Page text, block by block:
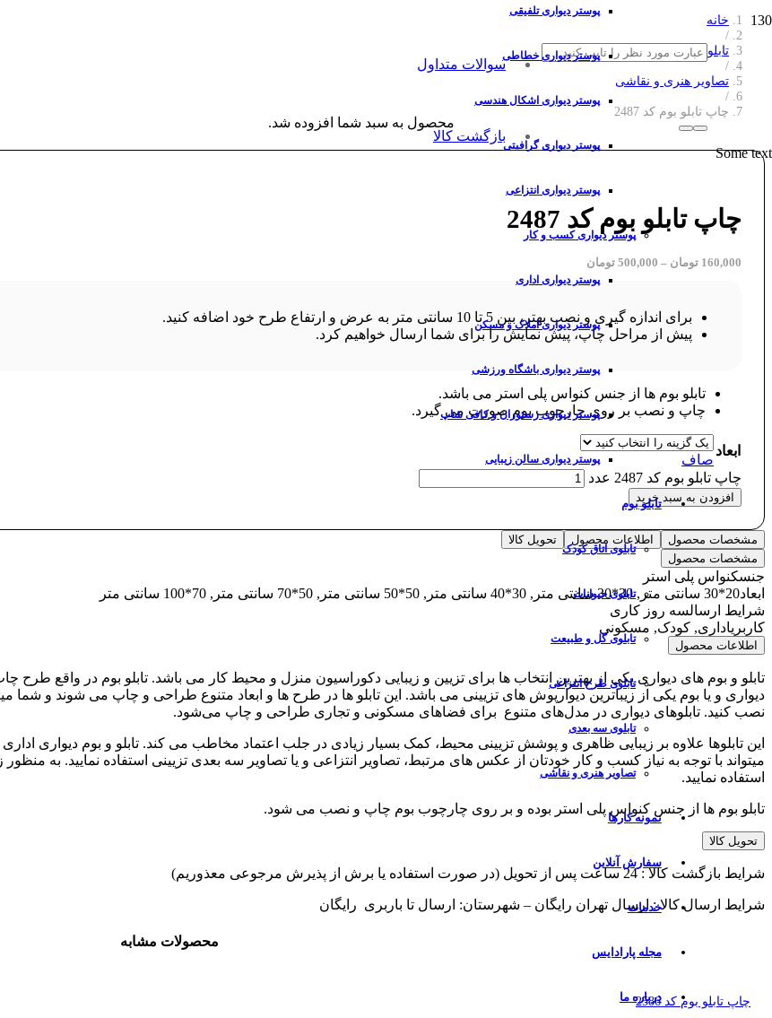
سوالات متداول
بازگشت کالا
پوستر دیواری تلفیقی
پوستر دیواری خطاطی
پوستر دیواری اشکال هندسی
پوستر دیواری گرافیتی
پوستر دیواری انتزاعی
پوستر دیواری کسب و کار
پوستر دیواری اداری
پوستر دیواری املاک و مسکن
پوستر دیواری باشگاه ورزشی
پوستر دیواری رستوران و کافی شاپ
پوستر دیواری سالن زیبایی
تابلو بوم
تابلوی اتاق کودک
تابلوی حیوانات
تابلوی گل و طبیعت
تابلوی طرح انتزاعی
تابلوی سه بعدی
تصاویر هنری و نقاشی
نمونه کارها
سفارش آنلاین
خدمات
مجله پارادایس
درباره ما
محصول به سبد شما افزوده شد.
Some text
خانه
/
تابلو بوم
/
تصاویر هنری و نقاشی
/
چاپ تابلو بوم کد 2487
چاپ تابلو بوم کد 2487
160,000 تومان –
500,000 تومان
برای اندازه گیری و نصب بهتر، بین 5 تا 10 سانتی متر به عرض و ارتفاع طرح خود اضافه کنید.
پیش از مراحل چاپ، پیش نمایش را برای شما ارسال خواهیم کرد.
تابلو بوم ها از جنس کنواس پلی استر می باشد.
چاپ و نصب بر روی چارچوب بوم صورت می گیرد.
ابعاد
صاف
چاپ تابلو بوم کد 2487 عدد
افزودن به سبد خرید
مشخصات محصول اطلاعات محصول
تحویل کالا
مشخصات محصول
جنسکنواس پلی استر
ابعاد20*30 سانتی متر, 30*30 سانتی متر, 30*40 سانتی متر, 50*50 سانتی متر, 50*70 سانتی متر, 70*100 سانتی متر
شرایط ارسالسه روز کاری
کاربریاداری, کودک, مسکونی
اطلاعات محصول
تابلو و بوم های دیواری یکی از بهترین انتخاب ها برای تزیین و زیبایی دکوراسیون منزل و محیط کار می باشد. تابلو بوم در واقع
دیواری و یا بوم یکی از زیباترین دیوارپوش های تزیینی می باشد. این تابلو ها در طرح ها و ابعاد متنوع طراحی و چاپ می شوند و شما
نصب کنید. تابلوهای دیواری در مدل‌های متنوع برای فضاهای مسکونی و تجاری طراحی و چاپ می‌شود.
این تابلوها علاوه بر زیبایی ظاهری و پوشش تزیینی محیط، کمک بسیار زیادی در جلب اعتماد مخاطب می کند. تابلو و بوم دیواری
میتواند با توجه به نیاز کسب و کار خودتان از عکس های مرتبط، تصاویر انتزاعی و یا تصاویر سه بعدی تزیینی استفاده نمایید. به
استفاده نمایید.
تابلو بوم ها از جنس کنواس پلی استر بوده و بر روی چارچوب بوم چاپ و نصب می شود.
تحویل کالا
شرایط بازگشت کالا : 24 ساعت پس از تحویل (در صورت استفاده یا برش از پذیرش مرجوعی معذوریم)
شرایط ارسال کالا : ارسال تهران رایگان – شهرستان: ارسال تا باربری رایگان
محصولات مشابه
چاپ تابلو بوم کد 2586